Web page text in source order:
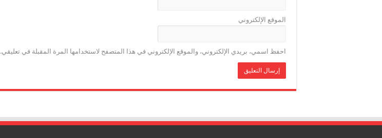
الموقع الإلكتروني
احفظ اسمي، بريدي الإلكتروني، والموقع الإلكتروني في هذا المتصفح لاستخدامها المرة المقبلة في تعليقي.